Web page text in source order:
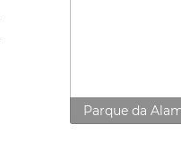
Parque da